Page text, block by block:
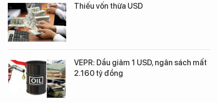
Thiếu vốn thừa USD
VEPR: Dầu giảm 1 USD, ngân sách mất
2.160 tỷ đồng